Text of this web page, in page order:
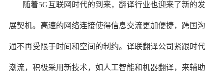
随着5G互联网时代的到来，翻译行业也迎来了新的发
展契机。高速的网络连接使得信息交流更加便捷，跨国沟
通不再受限于时间和空间的制约。译联翻译公司紧跟时代
潮流，积极采用新技术，如人工智能和机器翻译，来辅助